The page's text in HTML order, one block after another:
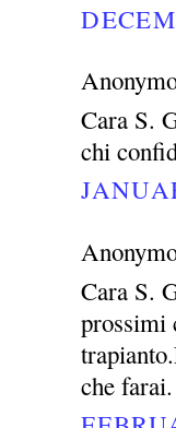
Cara S.
chi
Cara S.
prossimi
che farai.